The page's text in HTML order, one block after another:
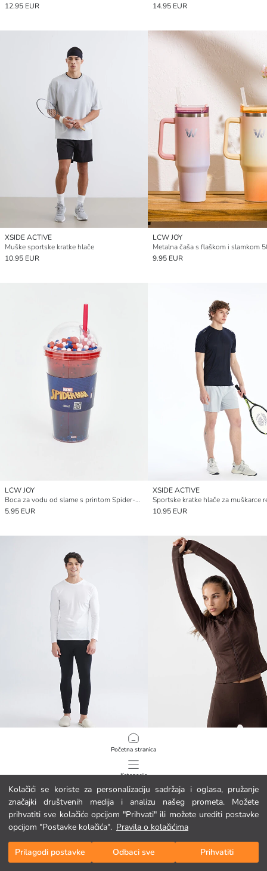
Kolačići se koriste za personalizaciju sadržaja i oglasa, pružanje
značajki društvenih medija i analizu našeg prometa. Možete
prihvatiti sve kolačiće opcijom "Prihvati" ili možete urediti postavke
opcijom "Postavke kolačića". Pravila o kolačićima
Prilagodi postavke Odbaci sve Prihvatiti
Početna stranica
Kategorije
Moja košarica
12.95 EUR
14.95 EUR
XSIDE ACTIVE
Muške sportske kratke hlače
10.95 EUR
LCW JOY
Metalna čaša s flaškom i slamkom
9.95 EUR
LCW JOY
Boca za vodu od slame s printom Spider-Mana
5.95 EUR
XSIDE ACTIVE
10.95 EUR
Muško termalno donje rublje regularnog kroja